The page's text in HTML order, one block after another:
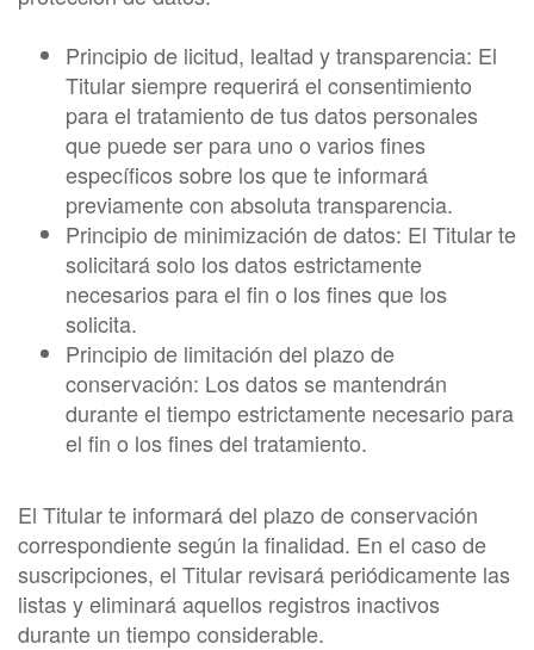
Principio de licitud, lealtad y transparencia: El
Titular siempre requerirá el consentimiento
para el tratamiento de tus datos personales
que puede ser para uno o varios fines
específicos sobre los que te informará
previamente con absoluta transparencia.
Principio de minimización de datos: El Titular te
solicitará solo los datos estrictamente
necesarios para el fin o los fines que los
solicita.
Principio de limitación del plazo de
conservación: Los datos se mantendrán
durante el tiempo estrictamente necesario para
el fin o los fines del tratamiento.
El Titular te informará del plazo de conservación
correspondiente según la finalidad. En el caso de
suscripciones, el Titular revisará periódicamente las
listas y eliminará aquellos registros inactivos
durante un tiempo considerable.